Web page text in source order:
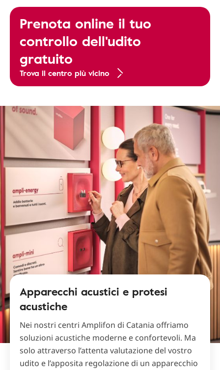
Prenota online il tuo
controllo dell'udito
gratuito
Trova il centro più vicino
Apparecchi acustici e protesi
acustiche
Nei nostri centri Amplifon di Catania offriamo
soluzioni acustiche moderne e confortevoli. Ma
solo attraverso l’attenta valutazione del vostro
udito e l’apposita regolazione di un apparecchio